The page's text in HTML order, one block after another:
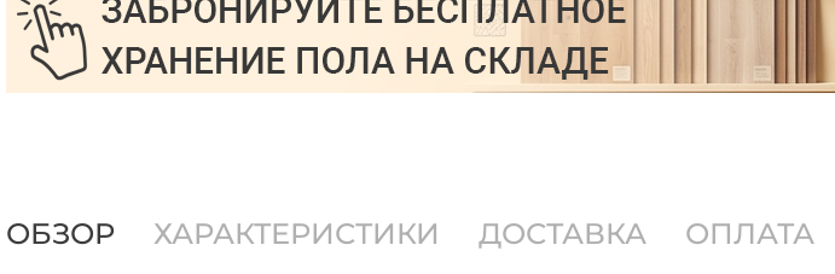
ОБЗОР ХАРАКТЕРИСТИКИ ДОСТАВКА ОПЛАТА